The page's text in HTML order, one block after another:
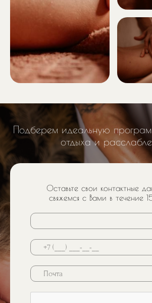
Подберем идеальную
отдыха и
Оставьте свои контактные
свяжемся с Вами в течение
Почта